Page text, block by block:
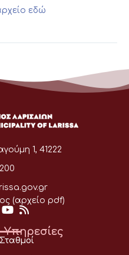
εδώ
1, 41222
(αρχείο pdf)